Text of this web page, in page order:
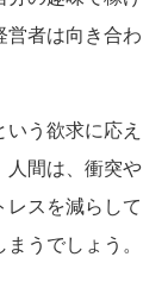
営者は向き合わ
う欲求に応え
人間は、衝突や
レスを減らして
うでしょう。